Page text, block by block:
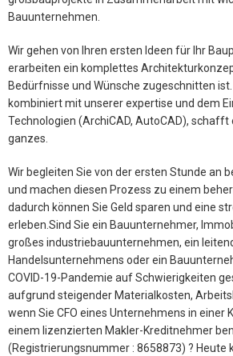
Bauunternehmen.
Wir gehen von Ihren ersten Ideen für Ihr
erarbeiten ein komplettes
Bedürfnisse und Wünsche zugeschnitten
kombiniert mit unserer expertise und dem
Technologien (ArchiCAD, AutoCAD), schafft
ganzes.
Wir begleiten Sie von der ersten Stunde an
und machen diesen Prozess zu einem
dadurch können Sie Geld sparen und eine
erleben.Sind Sie ein Bauunternehmer,
großes industriebauunternehmen, ein
Handelsunternehmens oder ein
COVID-19-Pandemie auf Schwierigkeiten
aufgrund steigender Materialkosten,
wenn Sie CFO eines Unternehmens in einer
einem lizenzierten Makler-Kreditnehmer
(Registrierungsnummer : 8658873) ? Heute